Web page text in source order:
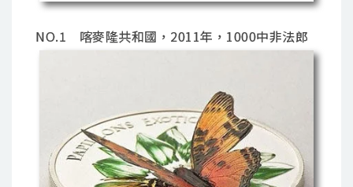
NO.1 喀麥隆共和國，2011年，1000中非法郎